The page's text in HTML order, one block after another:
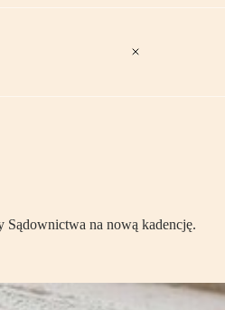
Sądownictwa na nową kadencję.